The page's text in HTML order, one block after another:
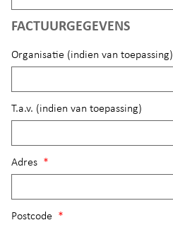
FACTUURGEGEVENS
Organisatie (indien van toepassing)
T.a.v. (indien van toepassing)
Adres *
Postcode *